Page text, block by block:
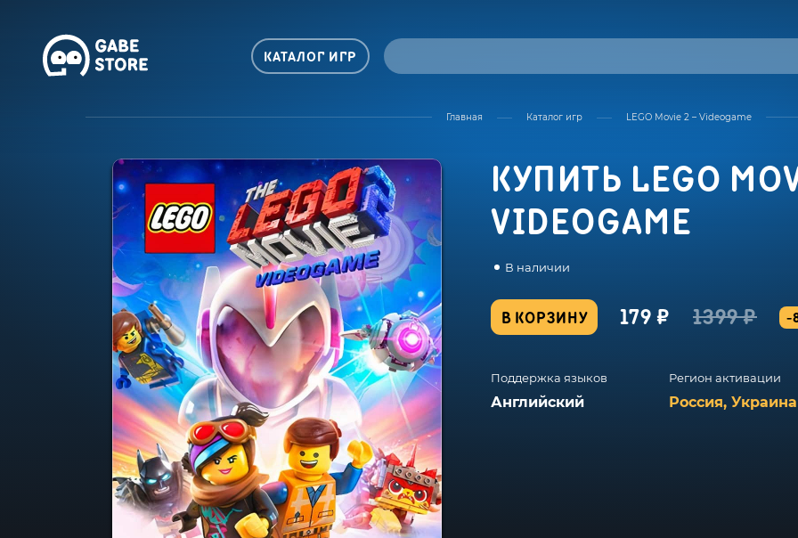
КАТАЛОГ ИГР
Главная Каталог игр LEGO Movie 2 – Videogame
КУПИТЬ LEGO
VIDEOGAME
В наличии
В КОРЗИНУ 179 ₽ 1399 ₽ -
Поддержка языков
Английский
Регион активации
Россия,